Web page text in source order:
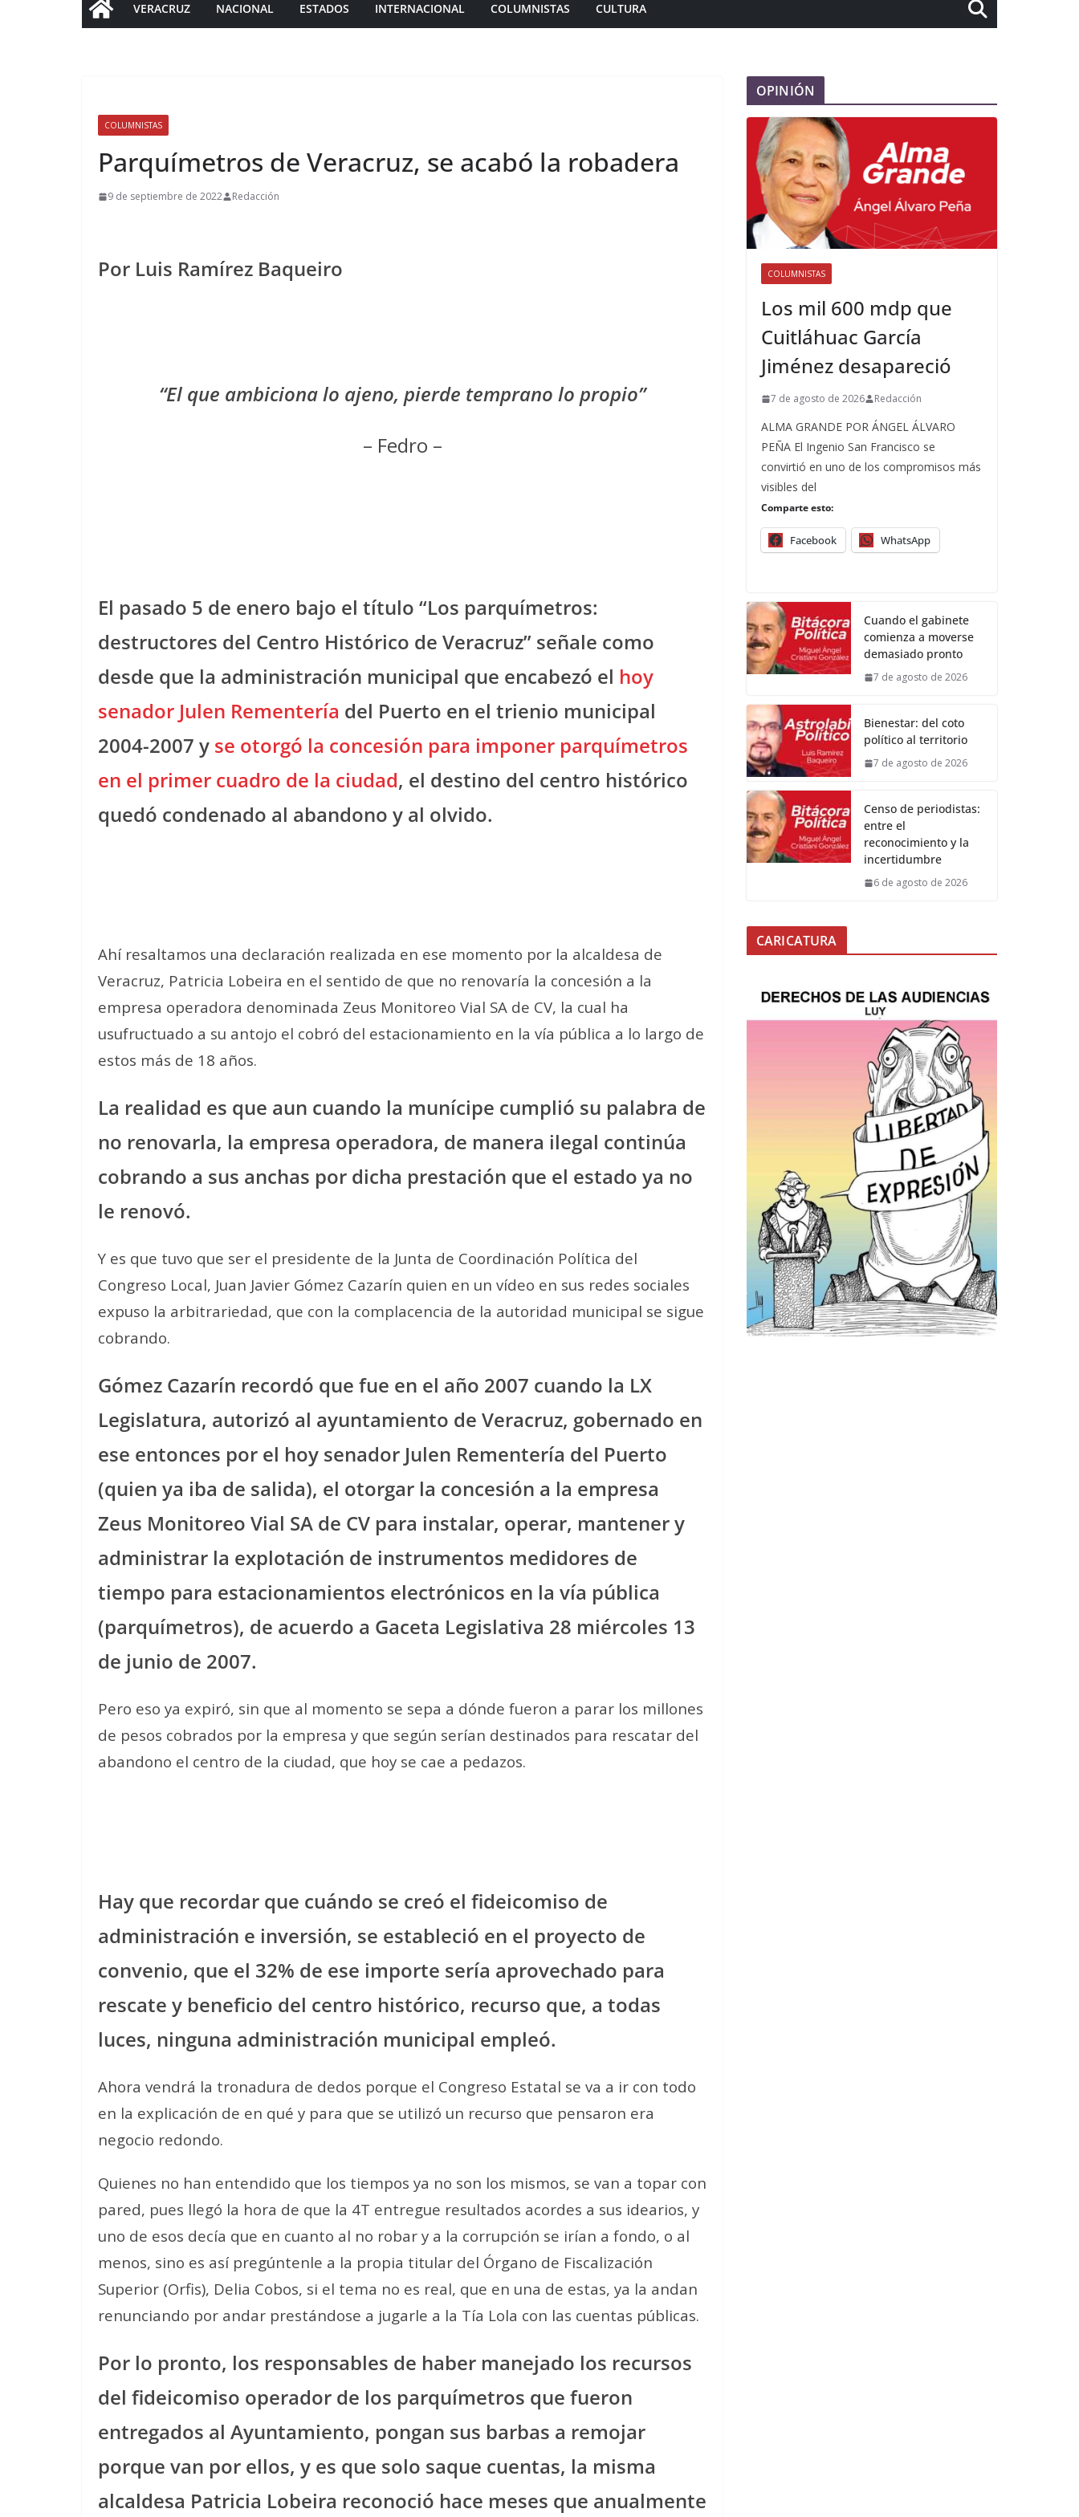
VERACRUZ NACIONAL ESTADOS INTERNACIONAL COLUMNISTAS CULTURA
COLUMNISTAS
Parquímetros de Veracruz, se acabó la robadera
9 de septiembre de 2022 Redacción
Por Luis Ramírez Baqueiro
“El que ambiciona lo ajeno, pierde temprano lo propio”
– Fedro –
El pasado 5 de enero bajo el título “Los parquímetros:
destructores del Centro Histórico de Veracruz” señale como
desde que la administración municipal que encabezó el hoy
senador Julen Rementería del Puerto en el trienio municipal
2004-2007 y se otorgó la concesión para imponer parquímetros
en el primer cuadro de la ciudad, el destino del centro histórico
quedó condenado al abandono y al olvido.
Ahí resaltamos una declaración realizada en ese momento por la alcaldesa de
Veracruz, Patricia Lobeira en el sentido de que no renovaría la concesión a la
empresa operadora denominada Zeus Monitoreo Vial SA de CV, la cual ha
usufructuado a su antojo el cobró del estacionamiento en la vía pública a lo largo de
estos más de 18 años.
La realidad es que aun cuando la munícipe cumplió su palabra de
no renovarla, la empresa operadora, de manera ilegal continúa
cobrando a sus anchas por dicha prestación que el estado ya no
le renovó.
Y es que tuvo que ser el presidente de la Junta de Coordinación Política del
Congreso Local, Juan Javier Gómez Cazarín quien en un vídeo en sus redes sociales
expuso la arbitrariedad, que con la complacencia de la autoridad municipal se sigue
cobrando.
Gómez Cazarín recordó que fue en el año 2007 cuando la LX
Legislatura, autorizó al ayuntamiento de Veracruz, gobernado en
ese entonces por el hoy senador Julen Rementería del Puerto
(quien ya iba de salida), el otorgar la concesión a la empresa
Zeus Monitoreo Vial SA de CV para instalar, operar, mantener y
administrar la explotación de instrumentos medidores de
tiempo para estacionamientos electrónicos en la vía pública
(parquímetros), de acuerdo a Gaceta Legislativa 28 miércoles 13
de junio de 2007.
Pero eso ya expiró, sin que al momento se sepa a dónde fueron a parar los millones
de pesos cobrados por la empresa y que según serían destinados para rescatar del
abandono el centro de la ciudad, que hoy se cae a pedazos.
Hay que recordar que cuándo se creó el fideicomiso de
administración e inversión, se estableció en el proyecto de
convenio, que el 32% de ese importe sería aprovechado para
rescate y beneficio del centro histórico, recurso que, a todas
luces, ninguna administración municipal empleó.
Ahora vendrá la tronadura de dedos porque el Congreso Estatal se va a ir con todo
en la explicación de en qué y para que se utilizó un recurso que pensaron era
negocio redondo.
Quienes no han entendido que los tiempos ya no son los mismos, se van a topar con
pared, pues llegó la hora de que la 4T entregue resultados acordes a sus idearios, y
uno de esos decía que en cuanto al no robar y a la corrupción se irían a fondo, o al
menos, sino es así pregúntenle a la propia titular del Órgano de Fiscalización
Superior (Orfis), Delia Cobos, si el tema no es real, que en una de estas, ya la andan
renunciando por andar prestándose a jugarle a la Tía Lola con las cuentas públicas.
Por lo pronto, los responsables de haber manejado los recursos
del fideicomiso operador de los parquímetros que fueron
entregados al Ayuntamiento, pongan sus barbas a remojar
porque van por ellos, y es que solo saque cuentas, la misma
alcaldesa Patricia Lobeira reconoció hace meses que anualmente
OPINIÓN
COLUMNISTAS
Los mil 600 mdp que
Cuitláhuac García
Jiménez desapareció
7 de agosto de 2026 Redacción
ALMA GRANDE POR ÁNGEL ÁLVARO
PEÑA El Ingenio San Francisco se
convirtió en uno de los compromisos más
visibles del
Comparte esto:
Facebook WhatsApp
Cuando el gabinete
comienza a moverse
demasiado pronto
7 de agosto de 2026
Bienestar: del coto
político al territorio
7 de agosto de 2026
Censo de periodistas:
entre el
reconocimiento y la
incertidumbre
6 de agosto de 2026
CARICATURA